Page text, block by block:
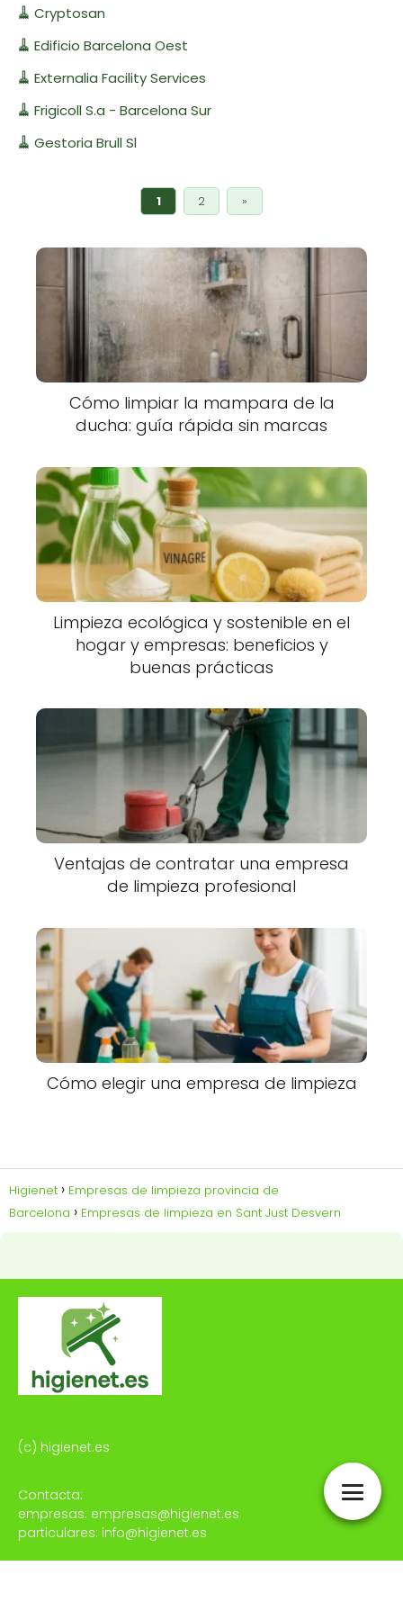
🧹 Cryptosan
🧹 Edificio Barcelona Oest
🧹 Externalia Facility Services
🧹 Frigicoll S.a - Barcelona Sur
🧹 Gestoria Brull Sl
1 2 »
Cómo limpiar la mampara de la
ducha: guía rápida sin marcas
Limpieza ecológica y sostenible en el
hogar y empresas: beneficios y
buenas prácticas
Ventajas de contratar una empresa
de limpieza profesional
Cómo elegir una empresa de limpieza
Higienet
Empresas de limpieza provincia de
Barcelona
Empresas de limpieza en Sant Just Desvern
(c) higienet.es
Contacta:
empresas: empresas@higienet.es
particulares: info@higienet.es